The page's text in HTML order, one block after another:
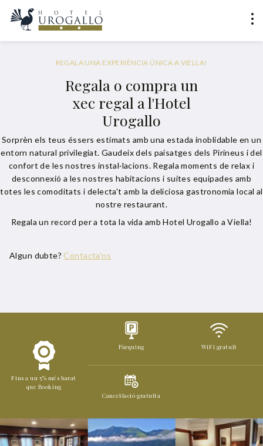
REGALA UNA EXPERIÈNCIA ÚNICA A VIELLA!
Regala o compra un
xec regal a l'Hotel
Urogallo
Sorprèn els teus éssers estimats amb una estada inoblidable en un
entorn natural privilegiat. Gaudeix dels paisatges dels Pirineus i del
confort de les nostres instal·lacions. Regala moments de relax i
desconnexió a les nostres habitacions i suites equipades amb
totes les comoditats i delecta't amb la deliciosa gastronomia local al
nostre restaurant.
Regala un record per a tota la vida amb Hotel Urogallo a Viella!
Algun dubte? Contacta'ns
Fins a un 5% més barat
que Booking
Pàrquing WiFi gratuït
Cancel·lació gratuïta